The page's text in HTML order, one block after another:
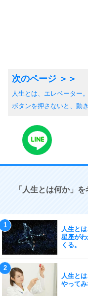
人生とは、エレベーター。
ボタンを押さないと、動
「人生とは何か」
人生とは
星座が
くる。
人生と
やってみ